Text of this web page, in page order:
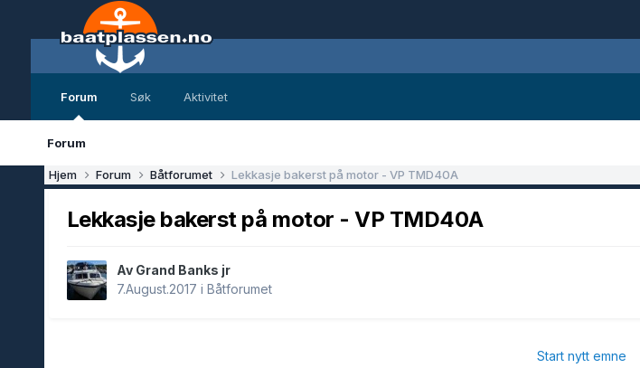
Forum
Forum
Søk Aktivitet
Hjem Forum Båtforumet Lekkasje bakerst på motor - VP TMD40A
Lekkasje bakerst på motor - VP TMD40A
Av Grand Banks jr
7.August.2017 i Båtforumet
Start nytt emne